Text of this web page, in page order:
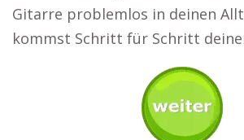
Gitarre problemlos in deinen
kommst Schritt für Schritt